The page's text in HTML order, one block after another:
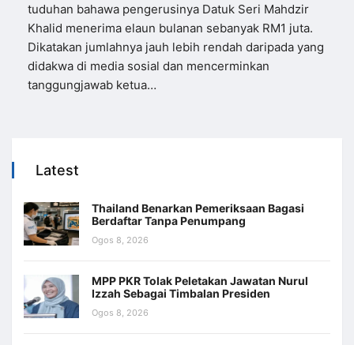
tuduhan bahawa pengerusinya Datuk Seri Mahdzir
Khalid menerima elaun bulanan sebanyak RM1 juta.
Dikatakan jumlahnya jauh lebih rendah daripada yang
didakwa di media sosial dan mencerminkan
tanggungjawab ketua…
Latest
Thailand Benarkan Pemeriksaan Bagasi
Berdaftar Tanpa Penumpang
Ogos 8, 2026
MPP PKR Tolak Peletakan Jawatan Nurul
Izzah Sebagai Timbalan Presiden
Ogos 8, 2026